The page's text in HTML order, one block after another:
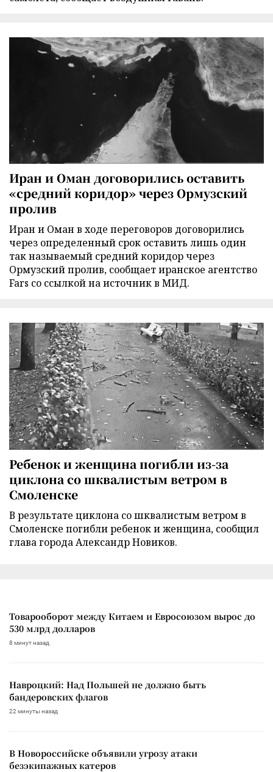
Иран и Оман договорились оставить
«средний коридор» через Ормузский
пролив
Иран и Оман в ходе переговоров договорились
через определенный срок оставить лишь один
так называемый средний коридор через
Ормузский пролив, сообщает иранское агентство
Fars со ссылкой на источник в МИД.
Ребенок и женщина погибли из-за
циклона со шквалистым ветром в
Смоленске
В результате циклона со шквалистым ветром в
Смоленске погибли ребенок и женщина, сообщил
глава города Александр Новиков.
Товарооборот между Китаем и Евросоюзом вырос до
530 млрд долларов
8 минут назад
Навроцкий: Над Польшей не должно быть
бандеровских флагов
22 минуты назад
В Новороссийске объявили угрозу атаки
безэкипажных катеров